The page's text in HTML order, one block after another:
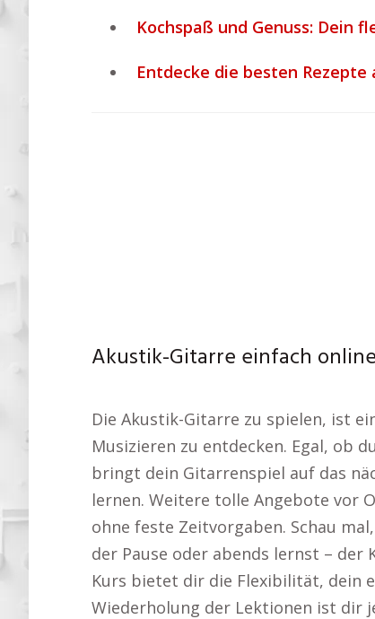
Kochspaß und Genuss: Dein
Entdecke die besten
Akustik-Gitarre einfach
Die Akustik-Gitarre zu spielen, ist
Musizieren zu entdecken. Egal, ob
bringt dein Gitarrenspiel auf das
lernen. Weitere tolle Angebote vor
ohne feste Zeitvorgaben. Schau
der Pause oder abends lernst –
Kurs bietet dir die Flexibilität, dein
Wiederholung der Lektionen ist dir